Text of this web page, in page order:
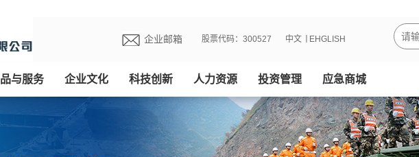
企业邮箱 股票代码：300527 EHGLISH
中文
与服务 企业文化 科技创新 人力资源 投资管理 应急商城